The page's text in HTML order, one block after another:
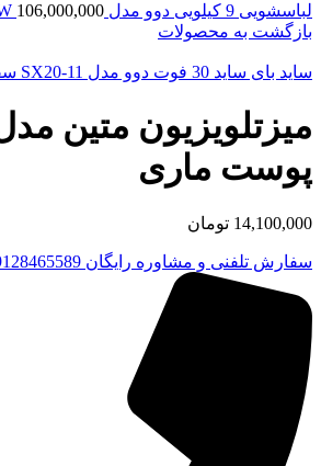
لباسشویی 9 کیلویی دوو مدل LM990W 106,000,000
بازگشت به محصولات
ساید بای ساید 30 فوت دوو مدل SX20-11 سفید
پوست ماری
14,100,000 تومان
سفارش تلفنی و مشاوره رایگان 09128465589